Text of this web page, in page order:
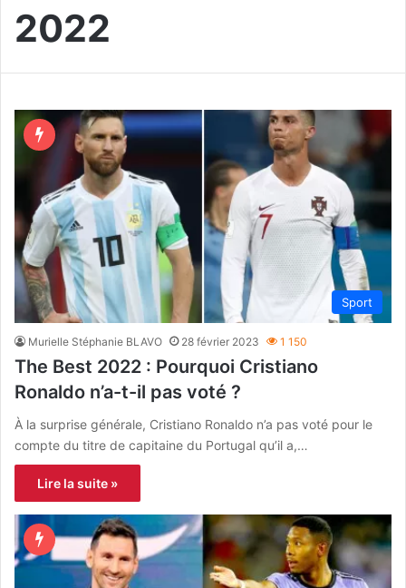
2022
Sport
Murielle Stéphanie BLAVO 28 février 2023 1 150
The Best 2022 : Pourquoi Cristiano
Ronaldo n’a-t-il pas voté ?
À la surprise générale, Cristiano Ronaldo n’a pas voté pour le
compte du titre de capitaine du Portugal qu’il a,…
Lire la suite »